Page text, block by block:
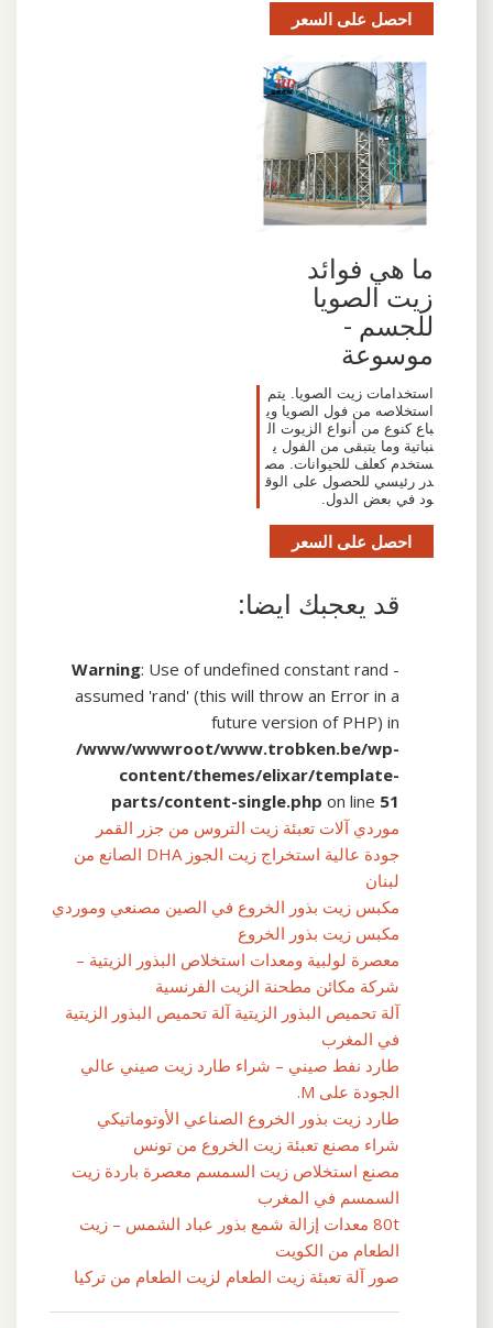
احصل على السعر
ما هي فوائد
زيت الصويا
للجسم -
موسوعة
استخدامات زيت الصويا. يتم
استخلاصه من فول الصويا وي
باع كنوع من أنواع الزيوت ال
نباتية وما يتبقى من الفول ي
ستخدم كعلف للحيوانات. مص
در رئيسي للحصول على الوق
ود في بعض الدول.
احصل على السعر
قد يعجبك ايضا:
Warning: Use of undefined constant rand -
assumed 'rand' (this will throw an Error in a
future version of PHP) in
/www/wwwroot/www.trobken.be/wp-
content/themes/elixar/template-
parts/content-single.php on line 51
موردي آلات تعبئة زيت التروس من جزر القمر
جودة عالية استخراج زيت الجوز DHA الصانع من
لبنان
مكبس زيت بذور الخروع في الصين مصنعي وموردي
مكبس زيت بذور الخروع
معصرة لولبية ومعدات استخلاص البذور الزيتية –
شركة مكائن ​​مطحنة الزيت الفرنسية
آلة تحميص البذور الزيتية آلة تحميص البذور الزيتية
في المغرب
طارد نفط صيني – شراء طارد زيت صيني عالي
الجودة على M.
طارد زيت بذور الخروع الصناعي الأوتوماتيكي
شراء مصنع تعبئة زيت الخروع من تونس
مصنع استخلاص زيت السمسم معصرة باردة زيت
السمسم في المغرب
80t معدات إزالة شمع بذور عباد الشمس – زيت
الطعام من الكويت
صور آلة تعبئة زيت الطعام لزيت الطعام من تركيا